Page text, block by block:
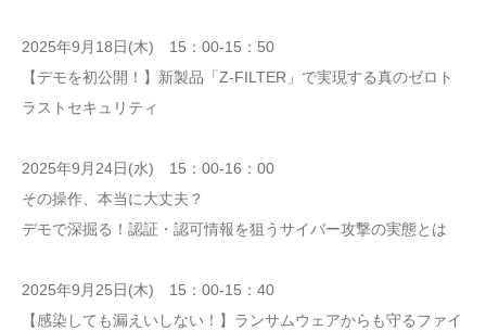
2025年9月18日(木) 15：00-15：50
【デモを初公開！】新製品「Z-FILTER」で実現する真のゼロト
ラストセキュリティ
2025年9月24日(水) 15：00-16：00
その操作、本当に大丈夫？
デモで深掘る！認証・認可情報を狙うサイバー攻撃の実態とは
2025年9月25日(木) 15：00-15：40
【感染しても漏えいしない！】ランサムウェアからも守るファイ